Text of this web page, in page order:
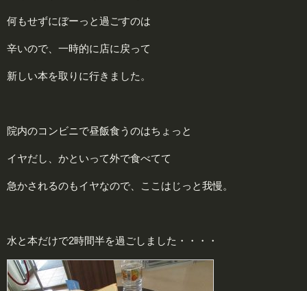
何もせずにぼーっと過ごすのは
辛いので、一時的に店に戻って
新しい本を取りに行きました。
院内のコンビニで昼飯食うのはちょっと
イヤだし、かといって外で食べてて
急かされるのもイヤなので、ここはじっと我慢。
水と本だけで2時間半を過ごしました・・・・